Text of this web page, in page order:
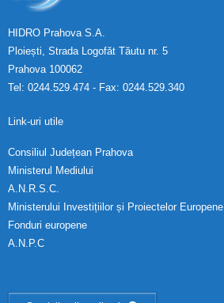
HIDRO Prahova S.A.
Ploiești, Strada Logofăt Tăutu nr. 5
Prahova 100062
Tel: 0244.529.474 - Fax: 0244.529.340
Link-uri utile
Consiliul Județean Prahova
Ministerul Mediului
A.N.R.S.C.
Ministerului Investițiilor și Proiectelor Europene
Fonduri europene
A.N.P.C